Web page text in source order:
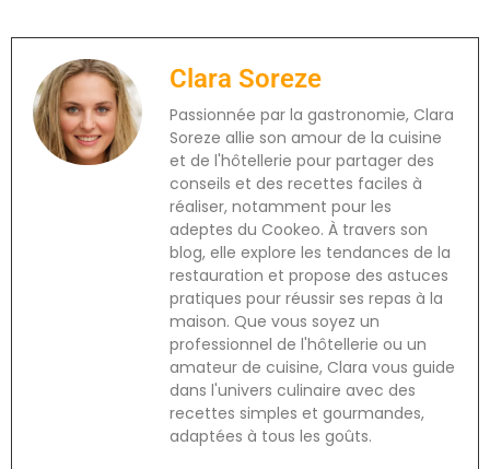
Clara Soreze
Passionnée par la gastronomie, Clara
Soreze allie son amour de la cuisine
et de l'hôtellerie pour partager des
conseils et des recettes faciles à
réaliser, notamment pour les
adeptes du Cookeo. À travers son
blog, elle explore les tendances de la
restauration et propose des astuces
pratiques pour réussir ses repas à la
maison. Que vous soyez un
professionnel de l'hôtellerie ou un
amateur de cuisine, Clara vous guide
dans l'univers culinaire avec des
recettes simples et gourmandes,
adaptées à tous les goûts.